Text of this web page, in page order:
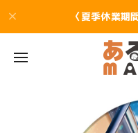
〈夏季休業期